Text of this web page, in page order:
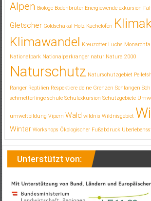
Alpen Biologe Bodenbrüter Energiewende exkursion
Gletscher Goldschakal Holz Kachelofen
Klimawandel Kreuzotter Luchs
Nationalpark Nationalparkranger natur Natura 2000
Naturschutz Naturschutzgebiet
Ranger Reptilien Respektiere deine Grenzen Schlangen
schmetterlinge schule Schulexkursion Schutzgebiete
umweltbildung Vipern Wald wildnis Wildnisgebiet
Winter Workshops Ökologischer Fußabdruck
Unterstützt von: